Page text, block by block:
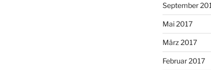
September
Mai 2017
März 2017
Februar 2017